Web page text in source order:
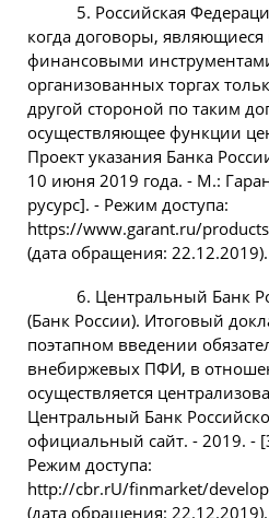
5. Российская
когда договоры,
финансовыми
организованных торгах
другой стороной по таким
осуществляющее функции
Проект указания Банка
10 июня 2019 года. - М.:
русурс]. - Режим доступа:
https://www.garant.ru/
(дата обращения: 22.12.2019).
6. Центральный Банк
(Банк России). Итоговый
поэтапном введении
внебиржевых ПФИ, в
осуществляется
Центральный Банк
официальный сайт. - 2019. -
Режим доступа:
http://cbr.rU/finmarket/
(дата обращения: 22.12.2019).